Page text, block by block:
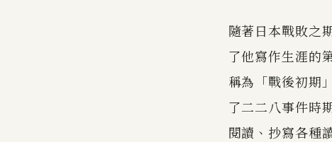
隨著日本戰敗之
了他寫作生涯的
稱為「戰後初期
了二二八事件時
閱讀、抄寫各種